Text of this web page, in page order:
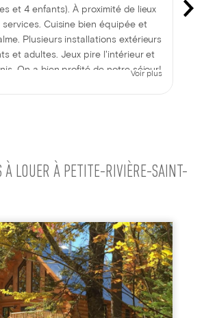
et 4 enfants). À proximité de lieux
Cuisine bien équipée et
Plusieurs installations extérieurs
et adultes. Jeux pire l'intérieur et
On a bien profité de notre séjour!
Voir plus
À LOUER À PETITE-RIVIÈRE-SAINT-